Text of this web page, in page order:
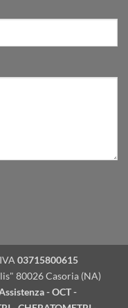
03715800615
80026 Casoria (NA)
- OCT -